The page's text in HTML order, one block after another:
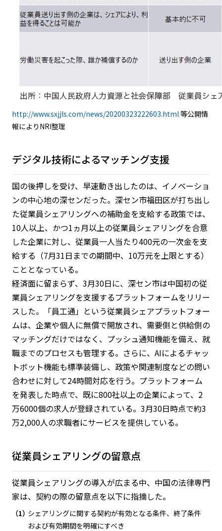
http://www.sxjjls.com/news/20200323222603.html等公開情
報によりNRI整理
デジタル技術によるマッチング支援
国の後押しを受け、早速動き出したのは、イノベーショ
ンの中心地の深センだった。深セン市福田区が打ち出し
た従業員シェアリングへの補助金を支給する政策では、
10人以上、かつ1ヵ月以上の従業員シェアリングを合意
した企業に対し、従業員一人当たり400元の一次金を支
給する（7月31日までの期間中、10万元を上限とする）
こととなっている。
経済面に留まらず、3月30日に、深セン市は中国初の従
業員シェアリングを支援するプラットフォームをリリー
スした。「員工通」という従業員シェアプラットフォー
ムは、企業や個人に無償で開放され、需要側と供給側の
マッチングだけではなく、プッシュ通知機能を備え、就
職までのプロセスも管理する。さらに、AIによるチャッ
トボット機能も標準装備し、政策や関連制度などの問い
合わせに対して24時間対応を行う。プラットフォーム
を発表した時点で、既に800社以上の企業によって、2
万6000個の求人が登録されている。3月30日時点で約3
万2,000人の求職者にサービスを提供している。
従業員シェアリングの留意点
従業員シェアリングの導入が広まる中、中国の法律専門
家は、契約の際の留意点を以下に指摘した。
シェアリングに関する契約が有効となる条件、終了条件
および有効期間を明確にすべき